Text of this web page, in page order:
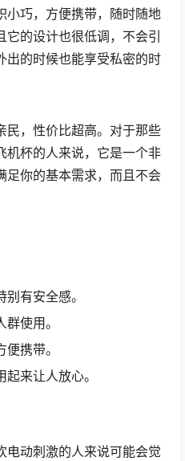
小巧，方便携带，随时随地
它的设计也很低调，不会引
出的时候也能享受私密的时
民，性价比超高。对于那些
机杯的人来说，它是一个非
足你的基本需求，而且不会
有安全感。
使用。
携带。
来让人放心。
电动刺激的人来说可能会觉